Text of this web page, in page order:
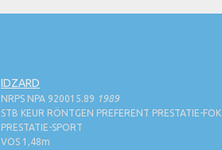
IDZARD
NRPS NPA 920015.89 1989
STB KEUR RÖNTGEN PREFERENT PRESTATIE-FOK
PRESTATIE-SPORT
VOS 1,48m